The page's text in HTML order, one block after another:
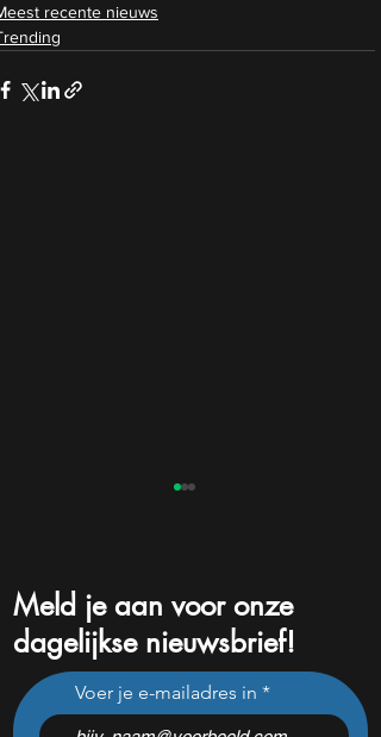
recente nieuws
Dit aandeel verdubbelde in
één jaar: kan de
geschiedenis zich
Meld je aan voor onze
dagelijkse nieuwsbrief!
Voer je e-mailadres in